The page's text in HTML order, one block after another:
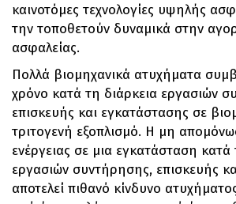
καινοτόμες τεχνολογίες υψηλής
την τοποθετούν δυναμικά στην
ασφαλείας.
Πολλά βιομηχανικά ατυχήματα
χρόνο κατά τη διάρκεια εργασιών
επισκευής και εγκατάστασης σε
τριτογενή εξοπλισμό. Η μη
ενέργειας σε μια εγκατάσταση κατά
εργασιών συντήρησης, επισκευής
αποτελεί πιθανό κίνδυνο